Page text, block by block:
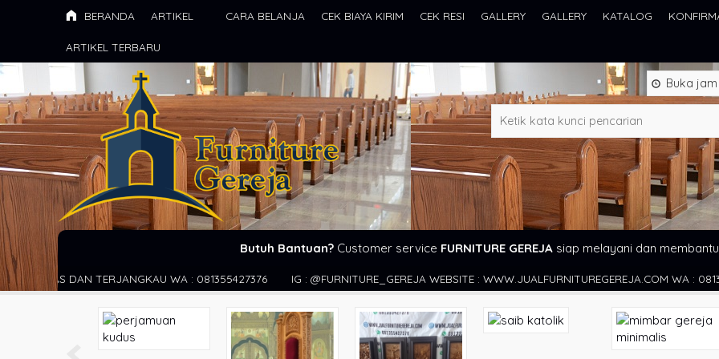
BERANDA ARTIKEL CARA BELANJA CEK BIAYA KIRIM CEK RESI GALLERY GALLERY KATALOG
ARTIKEL TERBARU
Buka
Butuh Bantuan?Customer service FURNITURE GEREJAsiap melayani dan
TERJANGKAU WA : 081355427376 IG : @FURNITURE_GEREJA WEBSITE : WWW.JUALFURNITUREGEREJA.COM WA : 081355427376